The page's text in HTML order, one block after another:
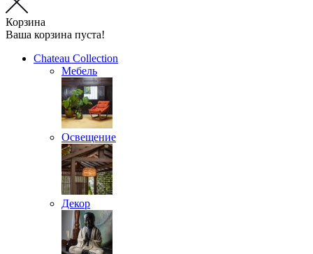
Корзина
Ваша корзина пуста!
Chateau Collection
Мебель
Освещение
Декор